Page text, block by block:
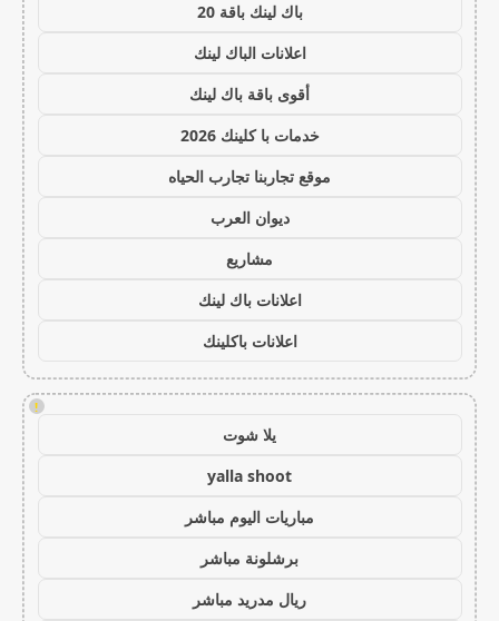
باك لينك باقة 20
اعلانات الباك لينك
أقوى باقة باك لينك
خدمات با كلينك 2026
موقع تجاربنا تجارب الحياه
ديوان العرب
مشاريع
اعلانات باك لينك
اعلانات باكلينك
!
يلا شوت
yalla shoot
مباريات اليوم مباشر
برشلونة مباشر
ريال مدريد مباشر